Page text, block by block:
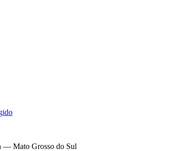
— Mato Grosso do Sul